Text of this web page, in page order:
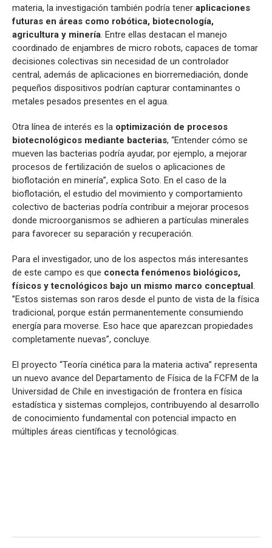
materia, la investigación también podría tener aplicaciones
futuras en áreas como robótica, biotecnología,
agricultura y minería. Entre ellas destacan el manejo
coordinado de enjambres de micro robots, capaces de tomar
decisiones colectivas sin necesidad de un controlador
central, además de aplicaciones en biorremediación, donde
pequeños dispositivos podrían capturar contaminantes o
metales pesados presentes en el agua.
Otra línea de interés es la optimización de procesos
biotecnológicos mediante bacterias, “Entender cómo se
mueven las bacterias podría ayudar, por ejemplo, a mejorar
procesos de fertilización de suelos o aplicaciones de
bioflotación en minería”, explica Soto. En el caso de la
bioflotación, el estudio del movimiento y comportamiento
colectivo de bacterias podría contribuir a mejorar procesos
donde microorganismos se adhieren a partículas minerales
para favorecer su separación y recuperación.
Para el investigador, uno de los aspectos más interesantes
de este campo es que conecta fenómenos biológicos,
físicos y tecnológicos bajo un mismo marco conceptual .
”Estos sistemas son raros desde el punto de vista de la física
tradicional, porque están permanentemente consumiendo
energía para moverse. Eso hace que aparezcan propiedades
completamente nuevas”, concluye.
El proyecto “Teoría cinética para la materia activa” representa
un nuevo avance del Departamento de Física de la FCFM de la
Universidad de Chile en investigación de frontera en física
estadística y sistemas complejos, contribuyendo al desarrollo
de conocimiento fundamental con potencial impacto en
múltiples áreas científicas y tecnológicas.